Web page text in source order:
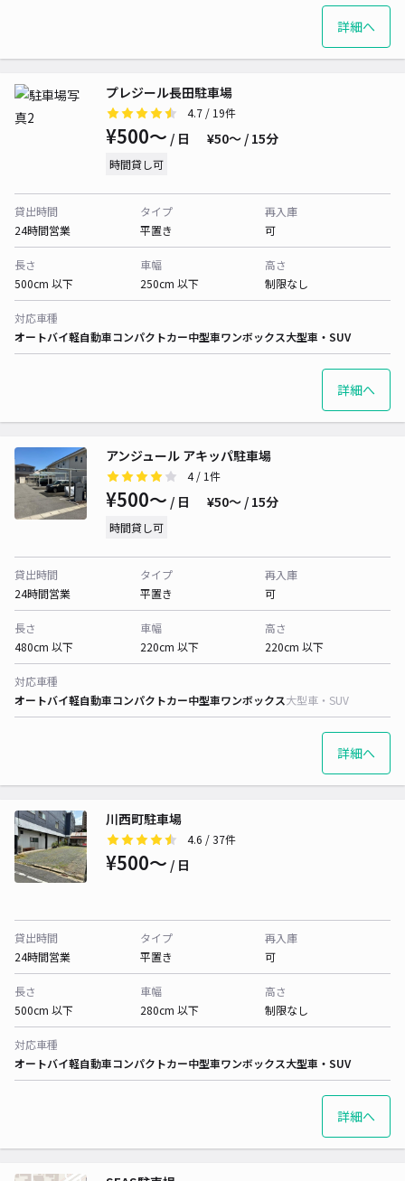
詳細へ
プレジール長田駐車場
4.7 / 19件
¥500〜 / 日 ¥50〜 / 15分
時間貸し可
貸出時間
24時間営業
タイプ
平置き
再入庫
可
長さ
500cm 以下
車幅
250cm 以下
高さ
制限なし
対応車種
オートバイ軽自動車コンパクトカー中型車ワンボックス大型車・SUV
詳細へ
アンジュール アキッパ駐車場
4/ 1件
¥500〜 / 日 ¥50〜 / 15分
時間貸し可
貸出時間
24時間営業
タイプ
平置き
再入庫
可
長さ
480cm 以下
車幅
220cm 以下
高さ
220cm 以下
対応車種
オートバイ軽自動車コンパクトカー中型車ワンボックス大型車・SUV
詳細へ
川西町駐車場
4.6 / 37件
¥500〜 / 日
貸出時間
24時間営業
タイプ
平置き
再入庫
可
長さ
500cm 以下
車幅
280cm 以下
高さ
制限なし
対応車種
オートバイ軽自動車コンパクトカー中型車ワンボックス大型車・SUV
詳細へ